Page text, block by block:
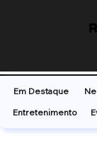
Em Destaque
Entretenimento